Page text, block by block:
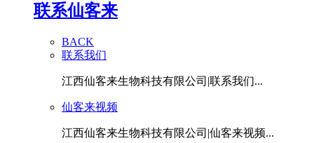
联系仙客来
BACK
联系我们
江西仙客来生物科技有限公司|联系我们...
仙客来视频
江西仙客来生物科技有限公司|仙客来视频...